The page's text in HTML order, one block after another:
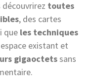
toutes
, des cartes
que les techniques
existant et
gigaoctetssans